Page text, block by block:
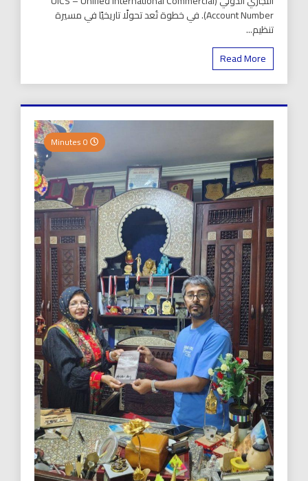
Account Number). في خطوة تُعد تحولًا تاريخيًا في مسيرة
تنظيم...
Read More